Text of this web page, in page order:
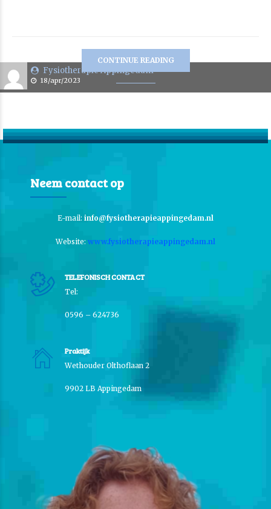
Fysiotherapie Appingedam
18/apr/2023
CONTINUE READING
Neem contact op
E-mail: info@fysiotherapieappingedam.nl
Website: www.fysiotherapieappingedam.nl
TELEFONISCH CONTACT
Tel:
0596 – 624736
Praktijk
Wethouder Olthoflaan 2
9902 LB Appingedam